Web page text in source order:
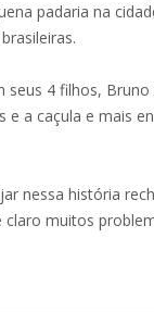
padaria na
seus 4 filhos,
e a caçula e mais
nessa história
muitos